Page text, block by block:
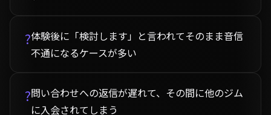
?体験後に「検討します」と言われてそのまま音信
不通になるケースが多い
?問い合わせへの返信が遅れて、その間に他のジム
に入会されてしまう